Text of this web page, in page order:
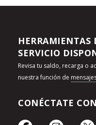
HERRAMIENTAS
SERVICIO
Revisa tu saldo, recarga o
nuestra función de
CONÉCTATE